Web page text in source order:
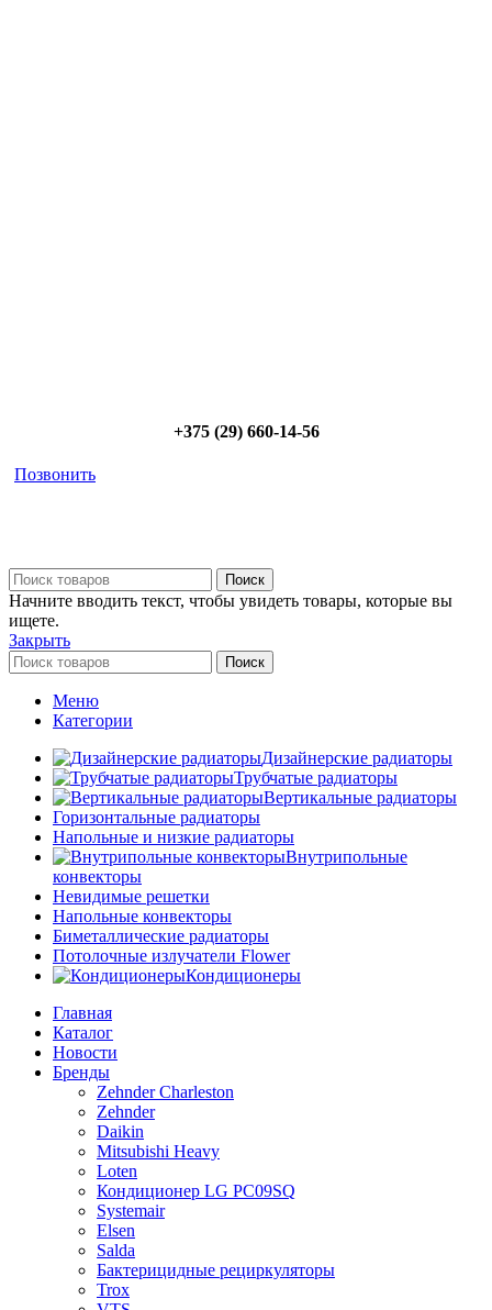
+375 (29) 660-14-56
Позвонить
Поиск
Начните вводить текст, чтобы увидеть товары, которые вы
ищете.
Закрыть
Поиск
Меню
Категории
Дизайнерские радиаторы
Трубчатые радиаторы
Вертикальные радиаторы
Горизонтальные радиаторы
Напольные и низкие радиаторы
Внутрипольные
конвекторы
Невидимые решетки
Напольные конвекторы
Биметаллические радиаторы
Потолочные излучатели Flower
Кондиционеры
Главная
Каталог
Новости
Бренды
Zehnder Charleston
Zehnder
Daikin
Mitsubishi Heavy
Loten
Кондиционер LG PC09SQ
Systemair
Elsen
Salda
Бактерицидные рециркуляторы
Trox